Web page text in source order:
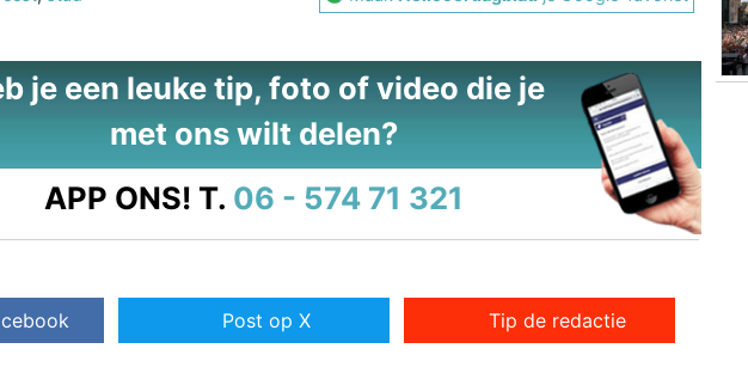
je een leuke tip, foto of video die je
met ons wilt delen?
APP ONS! T. 06 - 574 71 321
Post op X Tip de redactie